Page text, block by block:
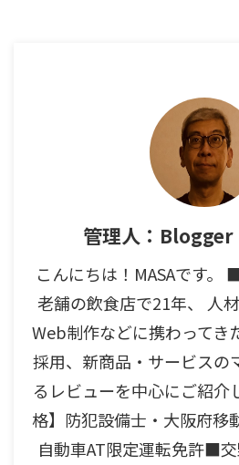
管理人：Blogger
こんにちは！MASAです
老舗の飲食店で21年、 人
Web制作などに携わってき
採用、新商品・サービスの
るレビューを中心にご紹介
格】防犯設備士・大阪府移
自動車AT限定運転免許■